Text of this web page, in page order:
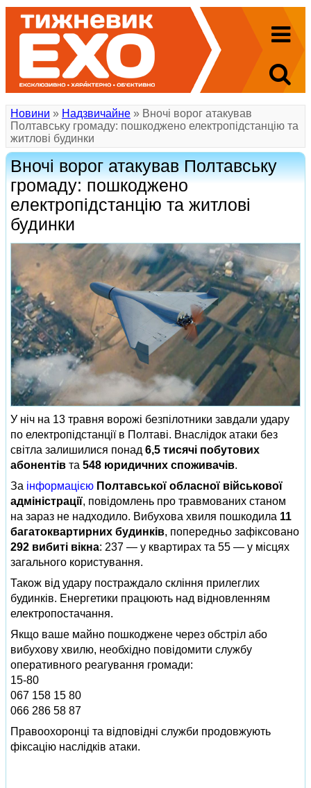
Новини » Надзвичайне » Вночі ворог атакував
Полтавську громаду: пошкоджено електропідстанцію та
житлові будинки
Вночі ворог атакував Полтавську
громаду: пошкоджено
електропідстанцію та житлові
будинки
У ніч на 13 травня ворожі безпілотники завдали удару
по електропідстанції в Полтаві. Внаслідок атаки без
світла залишилися понад 6,5 тисячі побутових
абонентів та 548 юридичних споживачів.
За інформацією Полтавської обласної військової
адміністрації, повідомлень про травмованих станом
на зараз не надходило. Вибухова хвиля пошкодила 11
багатоквартирних будинків, попередньо зафіксовано
292 вибиті вікна: 237 — у квартирах та 55 — у місцях
загального користування.
Також від удару постраждало скління прилеглих
будинків. Енергетики працюють над відновленням
електропостачання.
Якщо ваше майно пошкоджене через обстріл або
вибухову хвилю, необхідно повідомити службу
оперативного реагування громади:
15‑80
067 158 15 80
066 286 58 87
Правоохоронці та відповідні служби продовжують
фіксацію наслідків атаки.